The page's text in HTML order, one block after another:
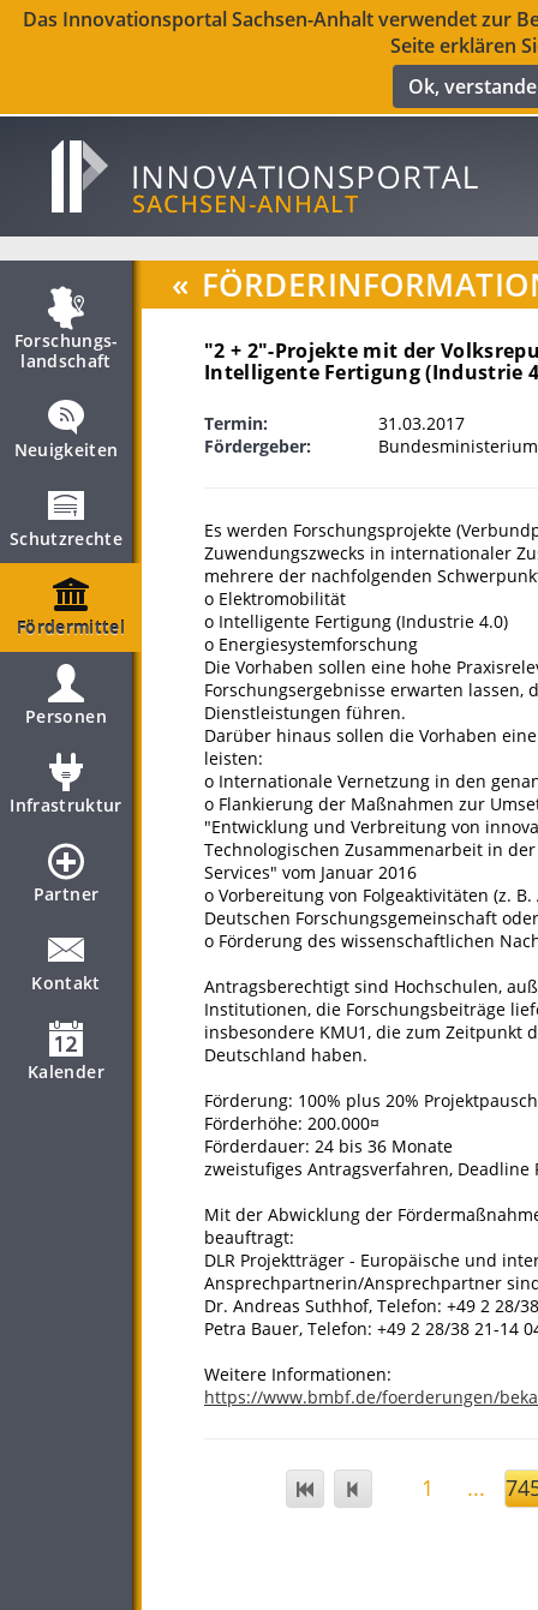
Das Innovationsportal Sachsen-Anhalt verwendet zur
Seite erklären
Ok,
Forschungs­
landschaft
Neuigkeiten
Schutzrechte
Fördermittel
Personen
Infrastruktur
Partner
Kontakt
Kalender
«
"2 + 2"-Projekte mit der
Intelligente Fertigung (Industrie
Termin:
31.03.2017
Fördergeber:
Es werden Forschungsprojekte
Zuwendungszwecks in internationaler
mehrere der nachfolgenden
o Elektromobilität
o Intelligente Fertigung (Industrie 4.0)
o Energiesystemforschung
Die Vorhaben sollen eine hohe
Forschungsergebnisse erwarten
Dienstleistungen führen.
Darüber hinaus sollen die Vorhaben
leisten:
o Internationale Vernetzung in den
o Flankierung der Maßnahmen zur
"Entwicklung und Verbreitung von
Technologischen Zusammenarbeit in
Services" vom Januar 2016
o Vorbereitung von Folgeaktivitäten (z.
Deutschen Forschungsgemeinschaft
o Förderung des wissenschaftlichen
Antragsberechtigt sind Hochschulen,
Institutionen, die Forschungsbeiträge
insbesondere KMU1, die zum Zeitpunkt
Deutschland haben.
Förderung: 100% plus 20%
Förderhöhe: 200.000¤
Förderdauer: 24 bis 36 Monate
zweistufiges Antragsverfahren, Deadline
Mit der Abwicklung der
beauftragt:
DLR Projektträger - Europäische und
Ansprechpartnerin/Ansprechpartner
Dr. Andreas Suthhof, Telefon: +49 2 28/
Petra Bauer, Telefon: +49 2 28/38 21-14
Weitere Informationen:
https://www.bmbf.de/foerderungen/
1 ...